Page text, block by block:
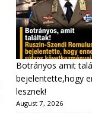
Botrányos amit
bejelentette,hogy
lesznek!
August 7, 2026